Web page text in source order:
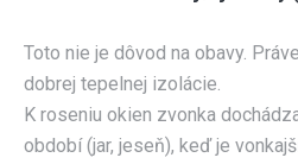
Toto nie je dôvod na obavy.
dobrej tepelnej izolácie.
K roseniu okien zvonka
období (jar, jeseň), keď je